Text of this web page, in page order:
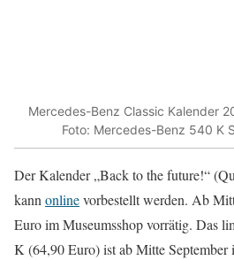
Mercedes-Benz Classic Kalender
Foto: Mercedes-Benz 540 K
Der Kalender „Back to the future!“
kannonlinevorbestellt werden. Ab
Euro im Museumsshop vorrätig. Das
K (64,90 Euro) ist ab Mitte September